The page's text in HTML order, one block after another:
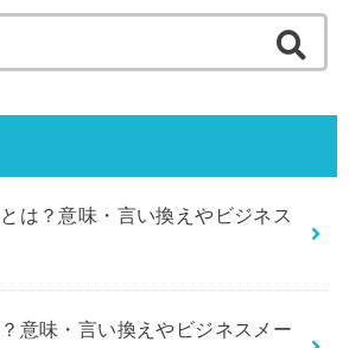
索:
は？意味・言い換えやビジネス
意味・言い換えやビジネスメー